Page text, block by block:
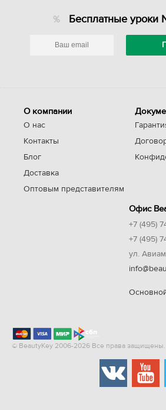
Бесплатные уроки
О компании
О нас
Контакты
Блог
Доставка
Оптовым представителям
Офис
+7 (495)
+7 (495)
ул.
© BeautyKey 2006-2026 Все права защищены.